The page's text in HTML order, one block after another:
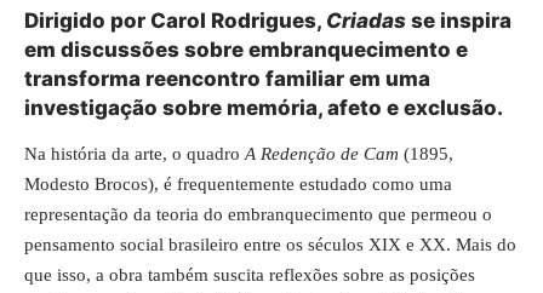
Dirigido por Carol Rodrigues, Criadas se inspira
em discussões sobre embranquecimento e
transforma reencontro familiar em uma
investigação sobre memória, afeto e exclusão.
Na história da arte, o quadro A Redenção de Cam (1895,
Modesto Brocos), é frequentemente estudado como uma
representação da teoria do embranquecimento que permeou o
pensamento social brasileiro entre os séculos XIX e XX. Mais do
que isso, a obra também suscita reflexões sobre as posições